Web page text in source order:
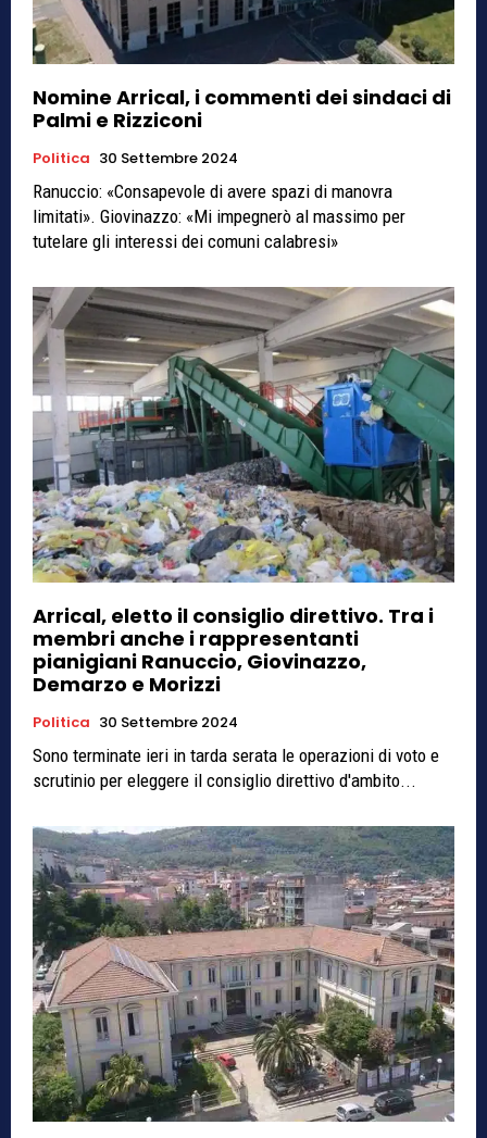
Nomine Arrical, i commenti dei sindaci di
Palmi e Rizziconi
Politica 30 Settembre 2024
Ranuccio: «Consapevole di avere spazi di manovra
limitati». Giovinazzo: «Mi impegnerò al massimo per
tutelare gli interessi dei comuni calabresi»
Arrical, eletto il consiglio direttivo. Tra i
membri anche i rappresentanti
pianigiani Ranuccio, Giovinazzo,
Demarzo e Morizzi
Politica 30 Settembre 2024
Sono terminate ieri in tarda serata le operazioni di voto e
scrutinio per eleggere il consiglio direttivo d'ambito...